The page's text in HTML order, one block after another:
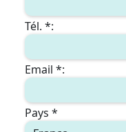
Tél. *:
Email *:
Pays *